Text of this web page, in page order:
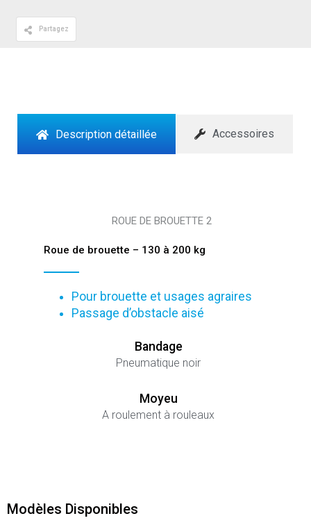
Partagez
Description détaillée Accessoires
ROUE DE BROUETTE 2
Roue de brouette – 130 à 200 kg
Pour brouette et usages agraires
Passage d’obstacle aisé
Bandage
Pneumatique noir
Moyeu
A roulement à rouleaux
Modèles Disponibles